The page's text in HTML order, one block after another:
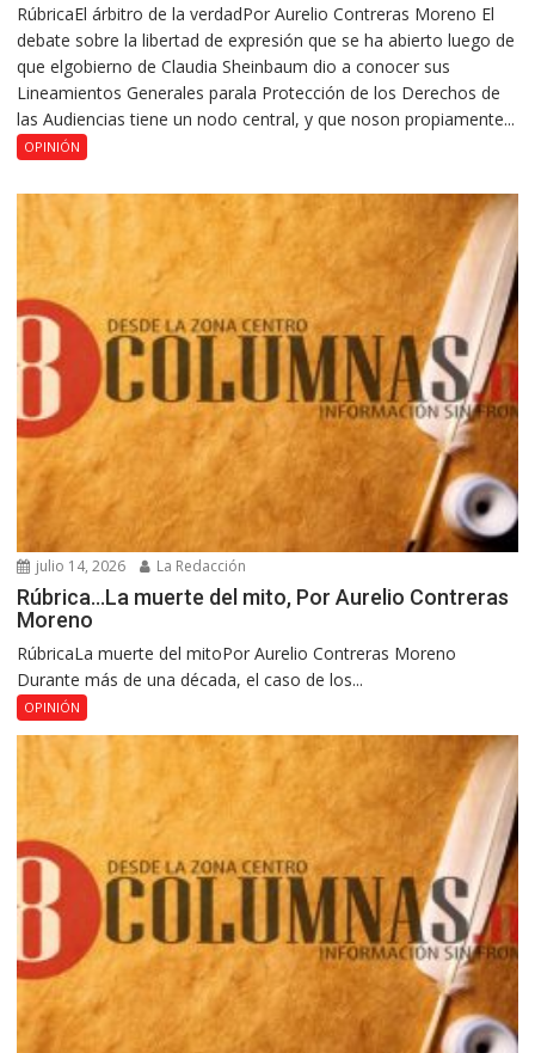
RúbricaEl árbitro de la verdadPor Aurelio Contreras Moreno El
debate sobre la libertad de expresión que se ha abierto luego de
que elgobierno de Claudia Sheinbaum dio a conocer sus
Lineamientos Generales parala Protección de los Derechos de
las Audiencias tiene un nodo central, y que noson propiamente...
OPINIÓN
julio 14, 2026 La Redacción
Rúbrica…La muerte del mito, Por Aurelio Contreras
Moreno
RúbricaLa muerte del mitoPor Aurelio Contreras Moreno
Durante más de una década, el caso de los...
OPINIÓN